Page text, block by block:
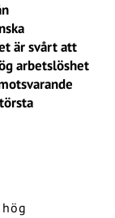
är svårt att
arbetslöshet